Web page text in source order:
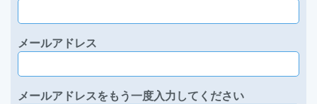
メールアドレス
メールアドレスをもう一度入力してください